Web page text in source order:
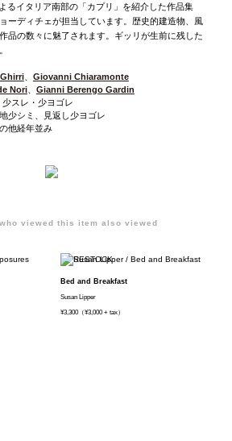
るイタリア南部の「カプリ」を紹介した作品集
ーディチェが担当しています。歴史的建造物、風
品の数々に魅了されます。ギッリが生前に残した
、 Giovanni Chiaramonte
Nori、 Gianni Berengo Gardin
少スレ・少ヨゴレ
少シミ、見返し少ヨゴレ
他経年並み
viewed this item also viewed
Bed and Breakfast
Susan Lipper
¥3,300（¥3,000 + tax）